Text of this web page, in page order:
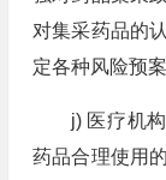
对集采药品的
定各种风险预
j) 医疗机
药品合理使用